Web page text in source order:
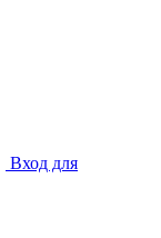
Вход для